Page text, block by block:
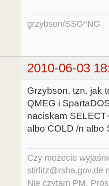
grzybson/SSG^NG
2010-06-03
Grzybson, tzn. jak
QMEG i
naciskam
albo COLD /n albo
Czy możecie
stirlitz@rsha.gov.de
Nie czytam PM.